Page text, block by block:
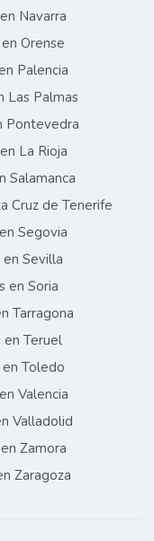
Navarra
Orense
Palencia
Las Palmas
Pontevedra
La Rioja
Salamanca
Cruz de Tenerife
Segovia
Sevilla
en Soria
Tarragona
en Teruel
Toledo
Valencia
Valladolid
Zamora
Zaragoza